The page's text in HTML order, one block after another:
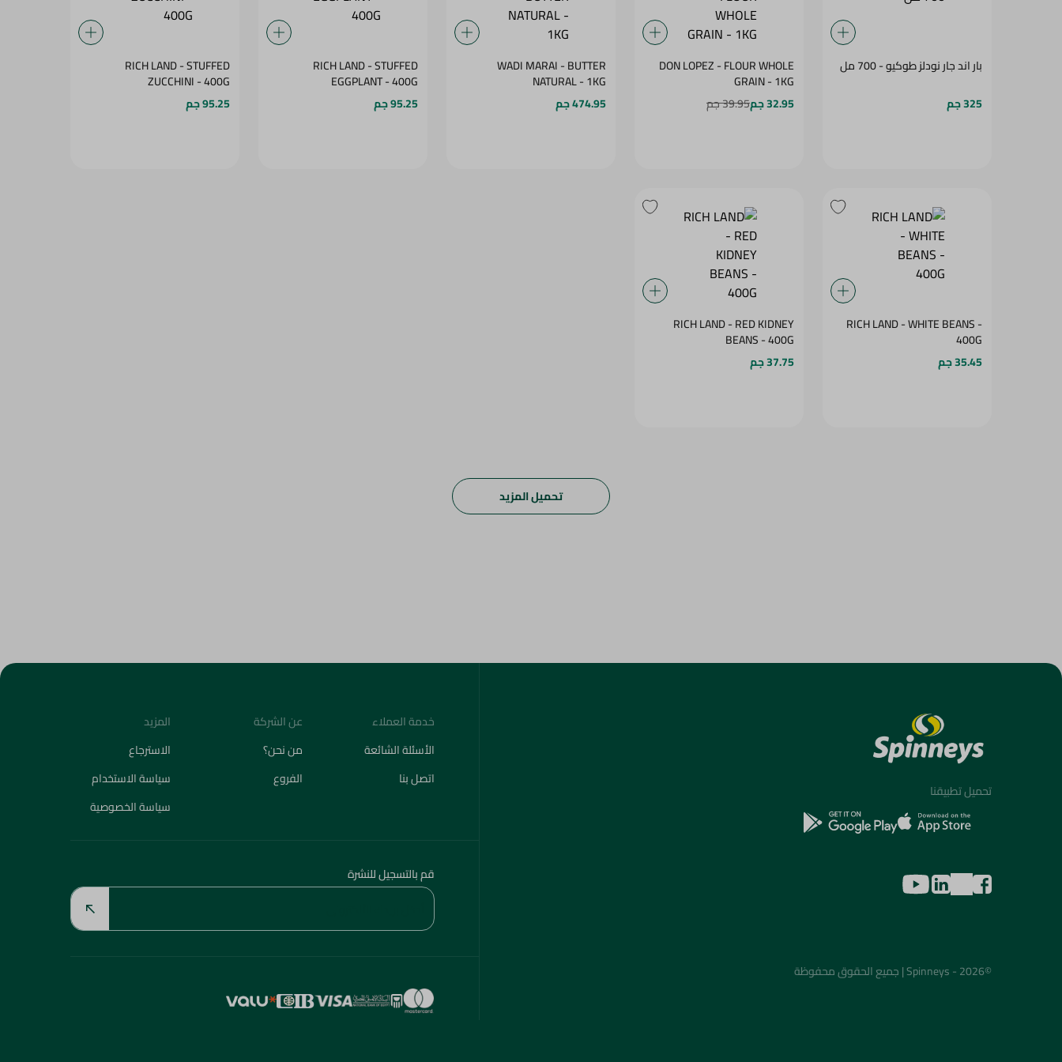
بار اند جار نودلز طوكيو - 700 مل
325 جم
DON LOPEZ - FLOUR WHOLE
GRAIN - 1KG
32.95 جم
39.95 جم
WADI MARAI - BUTTER
NATURAL - 1KG
474.95 جم
RICH LAND - STUFFED
EGGPLANT - 400G
95.25 جم
RICH LAND - STUFFED
ZUCCHINI - 400G
95.25 جم
RICH LAND - WHITE BEANS -
400G
35.45 جم
RICH LAND - RED KIDNEY
BEANS - 400G
37.75 جم
تحميل المزيد
تحميل تطبيقنا
©2026 - Spinneys | جميع الحقوق محفوظة
خدمة العملاء
الأسئلة الشائعة
اتصل بنا
عن الشركة
من نحن؟
الفروع
المزيد
الاسترجاع
سياسة الاستخدام
سياسة الخصوصية
قم بالتسجيل للنشرة